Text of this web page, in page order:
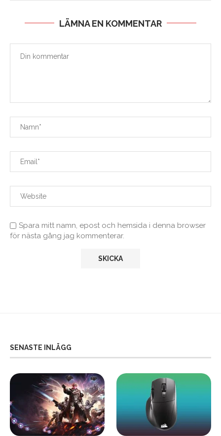
LÄMNA EN KOMMENTAR
Spara mitt namn, epost och hemsida i denna browser
för nästa gång jag kommenterar.
SENASTE INLÄGG